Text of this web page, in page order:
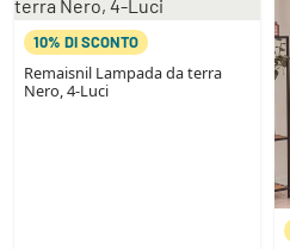
10% DI SCONTO
Remaisnil Lampada da terra
Nero, 4-Luci